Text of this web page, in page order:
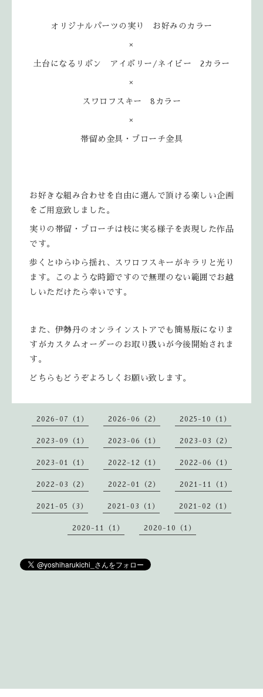
オリジナルパーツの実り お好みのカラー
×
土台になるリボン アイボリー/ネイビー 2カラー
×
スワロフスキー 8カラー
×
帯留め金具・ブローチ金具
お好きな組み合わせを自由に選んで頂ける楽しい企画
をご用意致しました。
実りの帯留・ブローチは枝に実る様子を表現した作品
です。
歩くとゆらゆら揺れ、スワロフスキーがキラリと光り
ます。このような時節ですので無理のない範囲でお越
しいただけたら幸いです。
また、伊勢丹のオンラインストアでも簡易版になりま
すがカスタムオーダーのお取り扱いが今後開始されま
す。
どちらもどうぞよろしくお願い致します。
2026-07（1） 2026-06（2） 2025-10（1）
2023-09（1） 2023-06（1） 2023-03（2）
2023-01（1） 2022-12（1） 2022-06（1）
2022-03（2） 2022-01（2） 2021-11（1）
2021-05（3） 2021-03（1） 2021-02（1）
2020-11（1） 2020-10（1）